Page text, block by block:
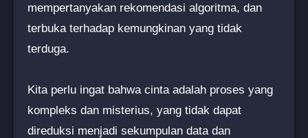
mempertanyakan rekomendasi algoritma, dan
terbuka terhadap kemungkinan yang tidak
terduga.
Kita perlu ingat bahwa cinta adalah proses yang
kompleks dan misterius, yang tidak dapat
direduksi menjadi sekumpulan data dan